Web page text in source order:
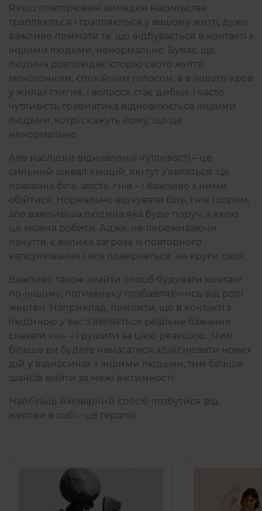
Якщо повторювані випадки насильства
трапляються і трапляються у вашому житті, дуже
важливо помічати те, що відбувається в контакті з
іншими людьми, ненормально. Буває, що
людина розповідає історію свого життя
монотонним, спокійним голосом, а в іншого кров
у жилах стигне, і волосся стає дибки. І часто
чутливість травматика відновлюється іншими
людьми, котрі скажуть йому, що це
ненормально.
Але наслідки відновленої чутливості – це
сильний шквал емоцій, які тут з’являться. Це
похована біль, злість, гнів – і важливо з ними
обійтися. Нормально відчувати біль, гнів і сором,
але важливіша людина яка буде поруч, з якою
це можна робити. Адже, не переживаючи
почуття, є велика загроза їх повторного
капсулювання і все повернеться на круги своя.
Важливо також знайти спосіб будувати контакт
по-іншому, потихеньку позбавляючись від ролі
жертви. Наприклад, помітити, що в контакті з
людиною у вас з’являється реальне бажання
сказати «ні» – і рушити за цією реакцією. Чим
більше ви будете намагатися здійснювати нових
дій у відносинах з іншими людьми, тим більше
шансів вийти за межі віктимності.
Найбільш ймовірний спосіб позбутися від
жертви в собі – це терапія.